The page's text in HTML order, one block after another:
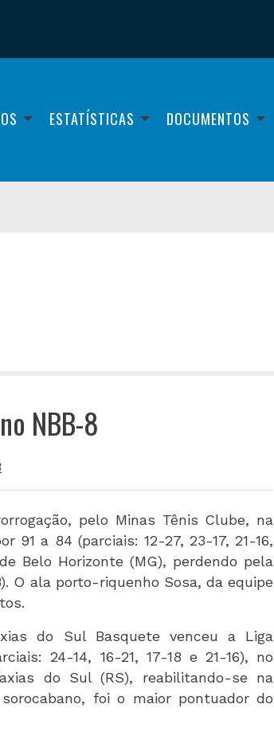
ESTATÍSTICAS DOCUMENTOS
NBB-8
pelo Minas Tênis Clube, na
91 a 84 (parciais: 12-27, 23-17, 21-16,
Belo Horizonte (MG), perdendo pela
O ala porto-riquenho Sosa, da equipe
do Sul Basquete venceu a Liga
24-14, 16-21, 17-18 e 21-16), no
do Sul (RS), reabilitando-se na
foi o maior pontuador do